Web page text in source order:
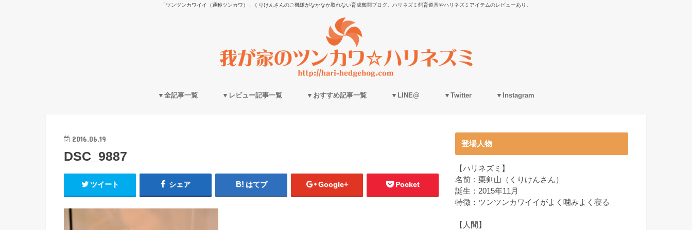
「ツンツンカワイイ（通称ツンカワ）」くりけんさんのご機嫌がなかなか取れない育成奮闘ブログ。ハリネズミ飼育道具やハリネズミアイテムのレビューあり。
▼全記事一覧 ▼レビュー記事一覧 ▼おすすめ記事一覧 ▼LINE@ ▼Twitter ▼Instagram
2016.06.19
DSC_9887
ツイート シェア はてブ Google+ Pocket
登場人物
【ハリネズミ】
名前：栗剣山（くりけんさん）
誕生：2015年11月
特徴：ツンツンカワイイがよく噛みよく寝る
【人間】